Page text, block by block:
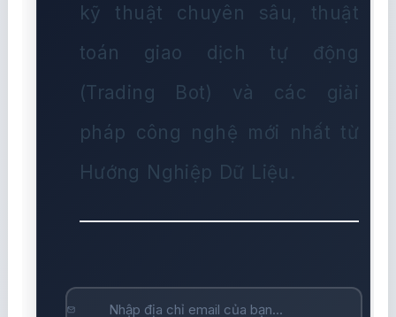
kỹ thuật chuyên sâu, thuật
toán giao dịch tự động
(Trading Bot) và các giải
pháp công nghệ mới nhất từ
Hướng Nghiệp Dữ Liệu.